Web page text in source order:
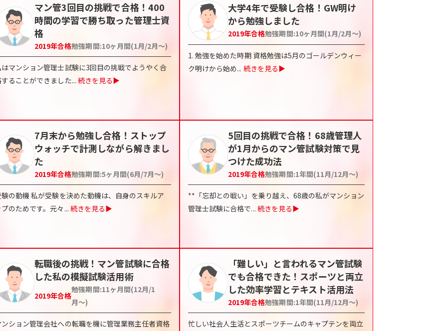
マン管3回目の挑戦で合格！400
時間の学習で勝ち取った管理士資
格
2019年合格勉強期間:10ヶ月間(1月/2月〜)
マンション管理士試験に3回目の挑戦でようやく合
ることができました... 続きを見る▶
大学4年で受験し合格！GW明け
から勉強しました
2019年合格勉強期間:10ヶ月間(1月/2月〜)
1. 勉強を始めた時期 資格勉強は5月のゴールデンウィー
ク明けから始め... 続きを見る▶
7月末から勉強し合格！ストップ
ウォッチで計測しながら解きまし
た
2019年合格勉強期間:5ヶ月間(6月/7月〜)
の動機 私が受験を決めた動機は、自身のスキルア
のためです。元々 ... 続きを見る▶
5回目の挑戦で合格！68歳管理人
が1月からのマン管試験対策で見
つけた成功法
2019年合格勉強期間:1年間(11月/12月〜)
**「忘却との戦い」を乗り越え、68歳の私がマンション
管理士試験に合格で... 続きを見る▶
転職後の挑戦！マン管試験に合格
した私の模擬試験活用術
2019年合格
勉強期間:11ヶ月間(12月/1
月〜)
ション管理会社への転職を機に管理業務主任者資格
「難しい」と言われるマン管試験
でも合格できた！スポーツと両立
した効率学習とテキスト活用法
2019年合格勉強期間:1年間(11月/12月〜)
忙しい社会人生活とスポーツチームのキャプテンを両立